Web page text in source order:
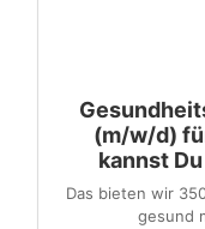
(m/w/d)
kannst
Das bieten wir
gesund